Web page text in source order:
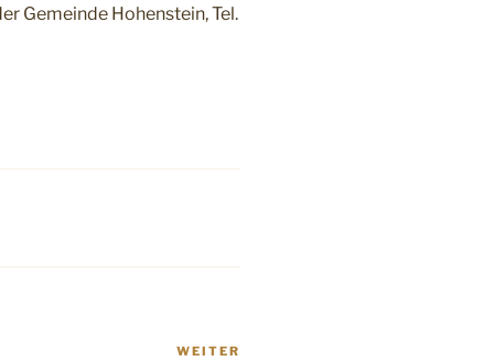
Gemeinde Hohenstein, Tel.
WEITER